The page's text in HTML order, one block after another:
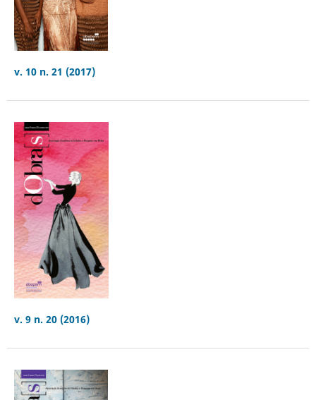
v. 10 n. 21 (2017)
v. 9 n. 20 (2016)